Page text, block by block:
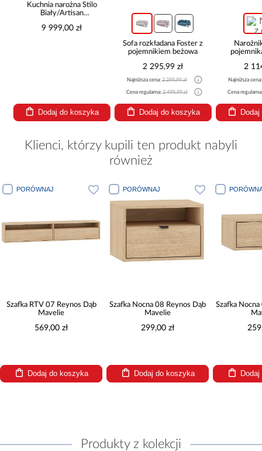
Kuchnia narożna Stilo
Biały/Artisan
9 999,00 zł
Dodaj do koszyka
Sofa rozkładana Foster z
pojemnikiem beżowa
2 295,99 zł
Najniższa cena:2 299,99 zł
Cena regularna:2 499,99 zł
Dodaj do koszyka
2
Najniższa
Cena
Klienci, którzy kupili ten produkt nabyli
również
RTV 07 Reynos Dąb
Mavelie
569,00 zł
Dodaj do koszyka
PORÓWNAJ
Szafka Nocna 08 Reynos Dąb
Mavelie
299,00 zł
Dodaj do koszyka
PORÓWNAJ
Szafka Nocna 09
Mavelie
259,00 zł
Dodaj do
Produkty z kolekcji